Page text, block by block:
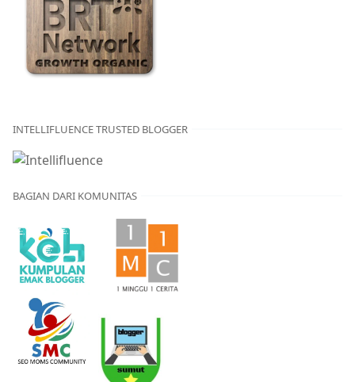
INTELLIFLUENCE TRUSTED BLOGGER
BAGIAN DARI KOMUNITAS